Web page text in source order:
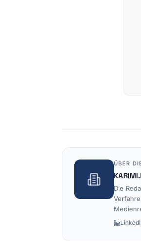
ÜBER
Die